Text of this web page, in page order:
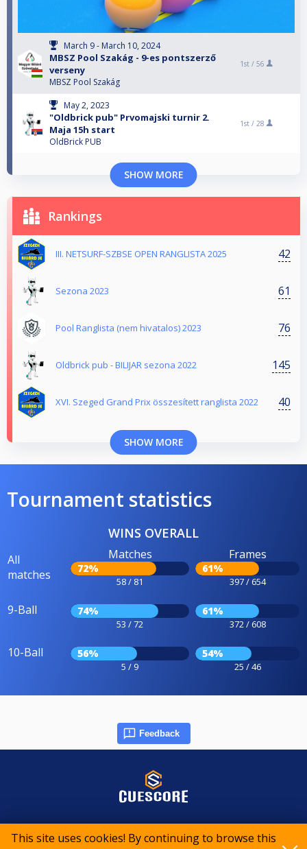
This site uses cookies! By continuing to browse this
March 9 - March 10, 2024
MBSZ Pool Szakág - 9-es pontszerző
verseny
MBSZ Pool Szakág
1st / 56
May 2, 2023
"Oldbrick pub" Prvomajski turnir 2.
Maja 15h start
OldBrick PUB
1st / 28
SHOW MORE
Rankings
III. NETSURF-SZBSE OPEN RANGLISTA 2025 42
Sezona 2023 61
Pool Ranglista (nem hivatalos) 2023 76
Oldbrick pub - BILIJAR sezona 2022 145
XVI. Szeged Grand Prix összesített ranglista 2022 40
SHOW MORE
Tournament statistics
WINS OVERALL
All
matches
Matches
72%
58 / 81
Frames
61%
397 / 654
9-Ball 74%
53 / 72
61%
372 / 608
10-Ball 56%
5 / 9
54%
25 / 46
Feedback
© 2015-2026 CueScore International